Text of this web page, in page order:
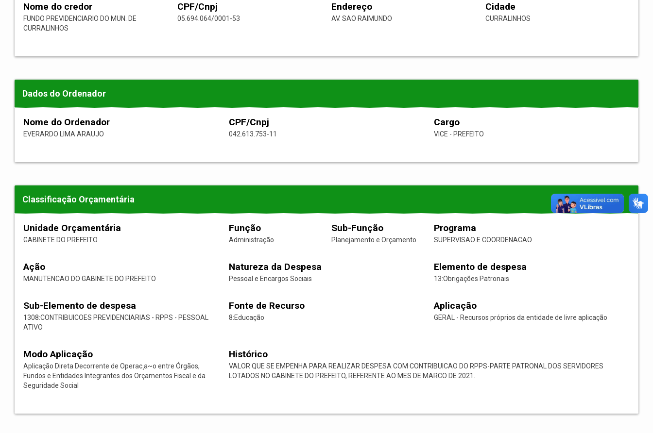
Nome do credor
FUNDO PREVIDENCIARIO DO MUN. DE
CURRALINHOS
CPF/Cnpj
05.694.064/0001-53
Endereço
AV. SAO RAIMUNDO
Cidade
CURRALINHOS
Dados do Ordenador
Nome do Ordenador
EVERARDO LIMA ARAUJO
CPF/Cnpj
042.613.753-11
Cargo
VICE - PREFEITO
Classificação Orçamentária
Unidade Orçamentária
GABINETE DO PREFEITO
Função
Administração
Sub-Função
Planejamento e Orçamento
Programa
SUPERVISAO E COORDENACAO
Ação
MANUTENCAO DO GABINETE DO PREFEITO
Natureza da Despesa
Pessoal e Encargos Sociais
Elemento de despesa
13:Obrigações Patronais
Sub-Elemento de despesa
1308:CONTRIBUICOES PREVIDENCIARIAS - RPPS - PESSOAL
ATIVO
Fonte de Recurso
8:Educação
Aplicação
GERAL - Recursos próprios da entidade de livre aplicação
Modo Aplicação
Aplicação Direta Decorrente de Operac¸a~o entre Órgãos,
Fundos e Entidades Integrantes dos Orçamentos Fiscal e da
Seguridade Social
Histórico
VALOR QUE SE EMPENHA PARA REALIZAR DESPESA COM CONTRIBUICAO DO RPPS-PARTE PATRONAL DOS SERVIDORES
LOTADOS NO GABINETE DO PREFEITO, REFERENTE AO MES DE MARCO DE 2021.